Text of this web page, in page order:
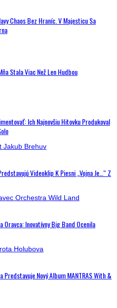
Chaos Bez Hraníc. V Majesticu Sa
Stala Viac Než Len Hudbou
Ich Najnovšiu Hitovku Produkoval
Videoklip K Piesni „Vojna Je…“ Z
Oravca: Inovatívny Big Band Ocenila
Nový Album MANTRAS With &